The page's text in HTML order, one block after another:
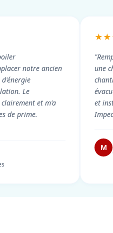
notre ancien
Le
et m'a
de prime.
une
et
M